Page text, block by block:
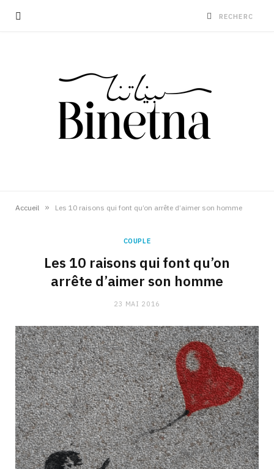
Accueil » Les 10 raisons qui font qu’on arrête d’aimer son homme
COUPLE
Les 10 raisons qui font qu’on
arrête d’aimer son homme
23 MAI 2016